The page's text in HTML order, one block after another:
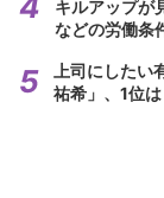
キルアップが
などの労働条
上司にした
祐希」、1位は